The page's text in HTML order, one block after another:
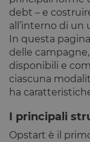
debt – e
all’interno di un
In questa
delle
disponibili e
ciascuna
ha
I principali
Opstart è il